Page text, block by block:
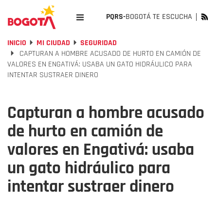
PQRS-BOGOTÁ TE ESCUCHA
INICIO MI CIUDAD
SEGURIDAD
CAPTURAN A HOMBRE ACUSADO DE HURTO EN CAMIÓN DE
VALORES EN ENGATIVÁ: USABA UN GATO HIDRÁULICO PARA
INTENTAR SUSTRAER DINERO
Capturan a hombre acusado
de hurto en camión de
valores en Engativá: usaba
un gato hidráulico para
intentar sustraer dinero